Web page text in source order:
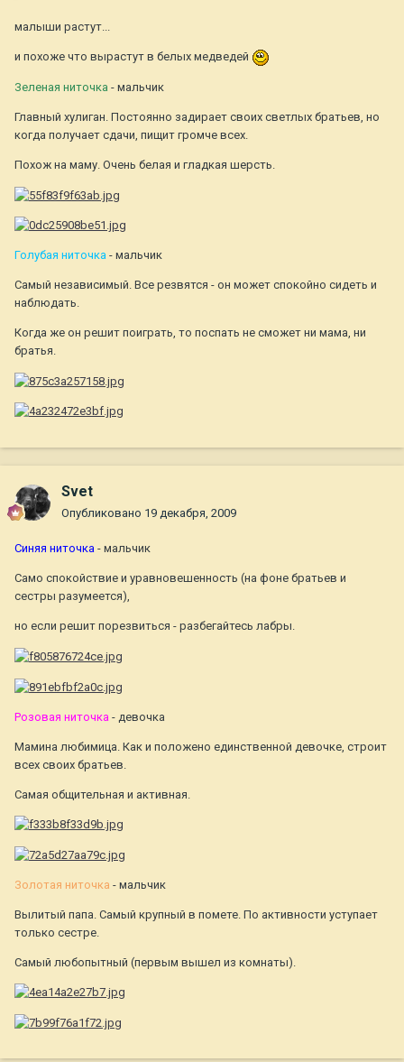
малыши растут...
и похоже что вырастут в белых медведей
Зеленая ниточка - мальчик
Главный хулиган. Постоянно задирает своих светлых братьев, но
когда получает сдачи, пищит громче всех.
Похож на маму. Очень белая и гладкая шерсть.
Голубая ниточка - мальчик
Самый независимый. Все резвятся - он может спокойно сидеть и
наблюдать.
Когда же он решит поиграть, то поспать не сможет ни мама, ни
братья.
Svet
Опубликовано 19 декабря, 2009
Синяя ниточка - мальчик
Само спокойствие и уравновешенность (на фоне братьев и
сестры разумеется),
но если решит порезвиться - разбегайтесь лабры.
Розовая ниточка - девочка
Мамина любимица. Как и положено единственной девочке, строит
всех своих братьев.
Самая общительная и активная.
Золотая ниточка - мальчик
Вылитый папа. Самый крупный в помете. По активности уступает
только сестре.
Самый любопытный (первым вышел из комнаты).